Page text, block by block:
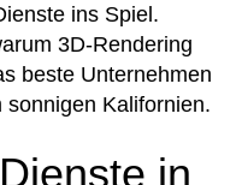
ins Spiel.
3D-Rendering
beste Unternehmen
Kalifornien.
in